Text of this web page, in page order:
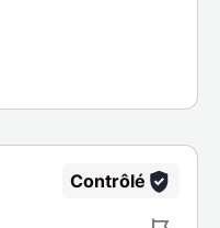
Contrôlé